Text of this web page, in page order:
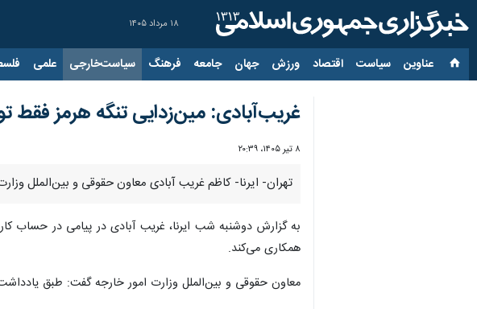
۱۸ مرداد ۱۴۰۵
عناوین‌ سیاست اقتصاد ورزش جهان جامعه فرهنگ سیاست‌خارجی علمی
غریب‌آبادی: مین‌زدایی تنگه هرمز فقط
۸ تیر ۱۴۰۵، ۲۰:۳۹